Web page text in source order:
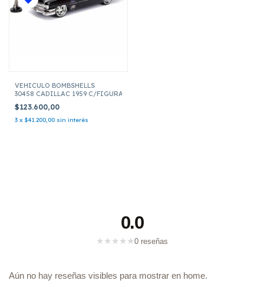
VEHICULO BOMBSHELLS
30458 CADILLAC 1959 C/FIGURA CAT WOMAN ESCALA 1:24
$123.600,00
3 x $41.200,00 sin interés
0.0
★ ★ ★ ★ ★0 reseñas
Aún no hay reseñas visibles para mostrar en home.